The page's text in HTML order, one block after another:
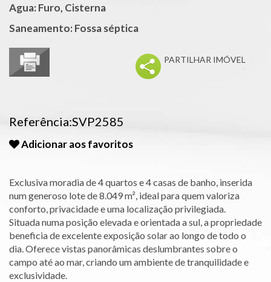
Agua: Furo, Cisterna
Saneamento: Fossa séptica
PARTILHAR IMÓVEL
Referência:SVP2585
Adicionar aos favoritos
Exclusiva moradia de 4 quartos e 4 casas de banho, inserida
num generoso lote de 8.049 m², ideal para quem valoriza
conforto, privacidade e uma localização privilegiada.
Situada numa posição elevada e orientada a sul, a propriedade
beneficia de excelente exposição solar ao longo de todo o
dia. Oferece vistas panorâmicas deslumbrantes sobre o
campo até ao mar, criando um ambiente de tranquilidade e
exclusividade.